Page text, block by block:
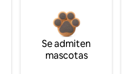
Se admiten
mascotas